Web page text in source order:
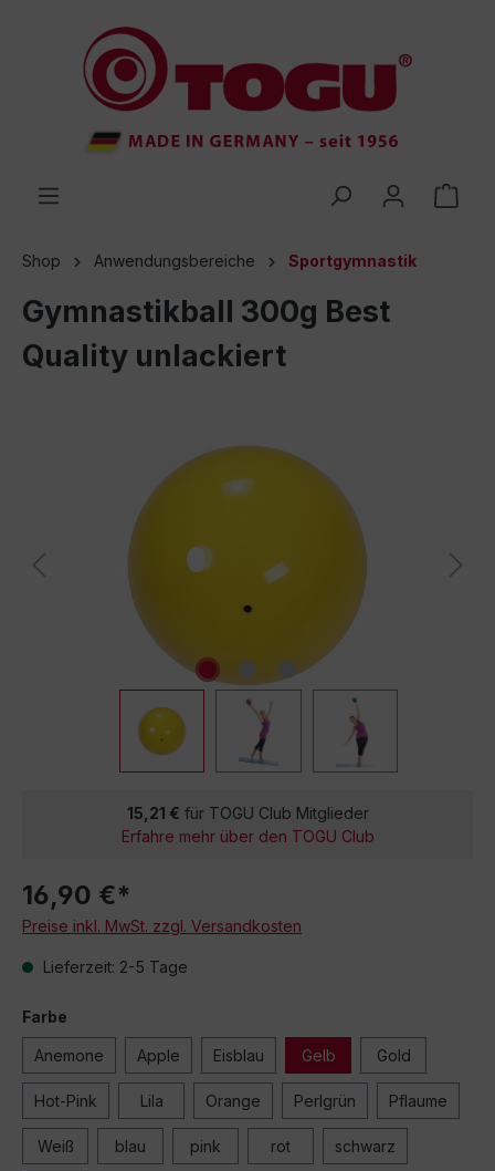
springen
Shop Anwendungsbereiche Sportgymnastik
Gymnastikball 300g Best
Quality unlackiert
15,21 € für TOGU Club Mitglieder
Erfahre mehr über den TOGU Club
16,90 €*
Preise inkl. MwSt. zzgl. Versandkosten
Lieferzeit: 2-5 Tage
Farbe
Anemone Apple Eisblau Gelb Gold
Hot-Pink Lila Orange Perlgrün Pflaume
Weiß blau pink rot schwarz